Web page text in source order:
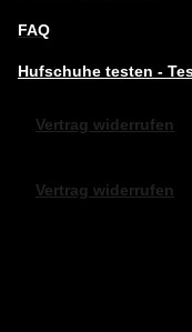
FAQ
Hufschuhe testen -
Vertrag widerrufen
Vertrag widerrufen